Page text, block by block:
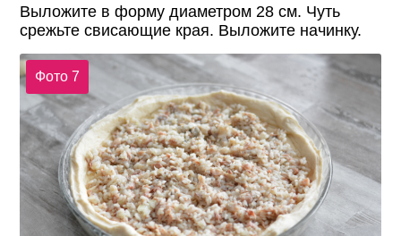
Выложите в форму диаметром 28 см. Чуть
срежьте свисающие края. Выложите начинку.
Фото 7